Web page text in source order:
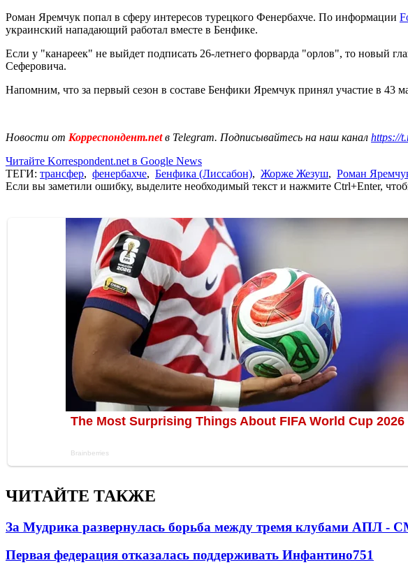
Роман Яремчук попал в сферу интересов турецкого Фенербахче. По информации
украинский нападающий работал вместе в Бенфике.
Если у "канареек" не выйдет подписать 26-летнего форварда "орлов", то новый
Сеферовича.
Напомним, что за первый сезон в составе Бенфики Яремчук принял участие в 43
Новости от Корреспондент.netв Telegram. Подписывайтесь на наш канал https://
Читайте Korrespondent.net в Google News
ТЕГИ: трансфер, фенербахче, Бенфика (Лиссабон), Жорже Жезуш, Роман
Если вы заметили ошибку, выделите необходимый текст и нажмите Ctrl+Enter,
ЧИТАЙТЕ ТАКЖЕ
За Мудрика развернулась борьба между тремя клубами АПЛ -
Первая федерация отказалась поддерживать Инфантино751